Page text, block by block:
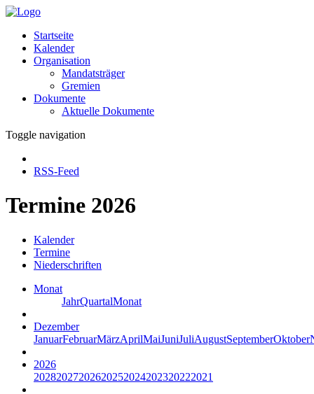
Startseite
Kalender
Organisation
Mandatsträger
Gremien
Dokumente
Aktuelle Dokumente
Toggle navigation
RSS-Feed
Termine 2026
Kalender
Termine
Niederschriften
Monat
JahrQuartalMonat
Dezember
JanuarFebruarMärzAprilMaiJuniJuliAugustSeptemberOktober
2026
20282027202620252024202320222021